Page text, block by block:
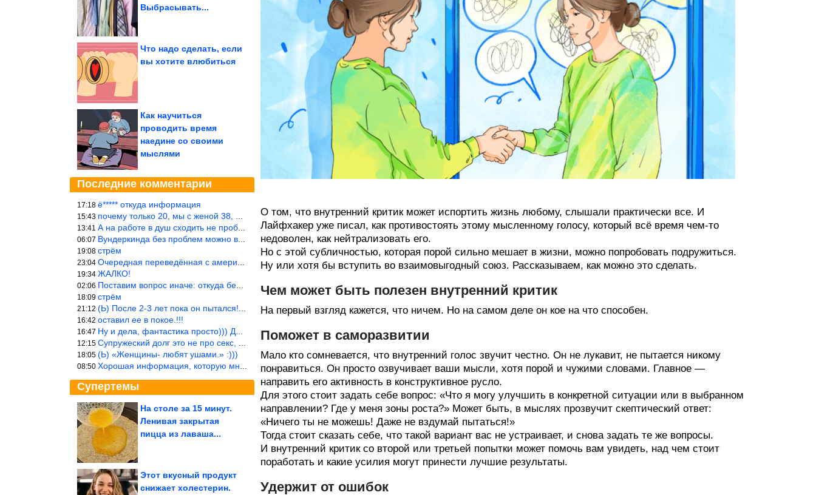
Выбрасывать...
Что надо сделать, если
вы хотите влюбиться
Как научиться
проводить время
наедине со своими
мыслями
Последние комментарии
17:18 ё***** откуда информация
15:43 почему только 20, мы с женой 38, называется ртутной свадьбой, гр
13:41 А на работе в душ сходить не пробовали?
06:07 Вундеркинда без проблем можно вырастить всего-то с максимально р
19:08 стрём
23:04 Очередная переведённая с американского статья. Не работает эта ф
19:34 ЖАЛКО!
02:06 Поставим вопрос иначе: откуда берётся столь зловредный феминизм?
18:09 стрём
21:12 (Ь) После 2-3 лет пока он пытался! :))) Учитывая, что кошки 10-1
16:42 оставил ее в покое.!!!
16:47 Ну и дела, фантастика просто))) Даже и добавить то нечего…
12:15 Супружеский долг это не про секс, это про Жизнь на Земле. Супруж
18:05 (Ь) «Женщины- любят ушами.» :)))
08:50 Хорошая информация, которую многим стоило бы взять на вооружение
Супертемы
Конец июля приготовил
знаков Зодиака
На столе за 15 минут.
Ленивая закрытая
пицца из лаваша...
Этот вкусный продукт
снижает холестерин.
О том, что внутренний критик может испортить жизнь любому, слышали практически все. И
Лайфхакер уже писал, как противостоять этому мысленному голосу, который всё время чем-то
недоволен, как нейтрализовать его.
Но с этой субличностью, которая порой сильно мешает в жизни, можно попробовать подружиться.
Ну или хотя бы вступить во взаимовыгодный союз. Рассказываем, как можно это сделать.
Чем может быть полезен внутренний критик
На первый взгляд кажется, что ничем. Но на самом деле он кое на что способен.
Поможет в саморазвитии
Мало кто сомневается, что внутренний голос звучит честно. Он не лукавит, не пытается никому
понравиться. Он просто озвучивает ваши мысли, хотя порой и чужими словами. Главное —
направить его активность в конструктивное русло.
Для этого стоит задать себе вопрос: «Что я могу улучшить в конкретной ситуации или в выбранном
направлении? Где у меня зоны роста?» Может быть, в мыслях прозвучит скептический ответ:
«Ничего ты не можешь! Даже не вздумай пытаться!»
Тогда стоит сказать себе, что такой вариант вас не устраивает, и снова задать те же вопросы.
И внутренний критик со второй или третьей попытки может помочь вам увидеть, над чем стоит
поработать и какие усилия могут принести лучшие результаты.
Удержит от ошибок